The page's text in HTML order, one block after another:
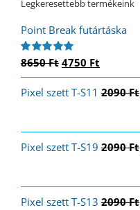
Legkeresettebb termékeink
Point Break futártáska
Értékelés:
8650Ft Original
price
was:
4750 Ft
price
is:
Pixel szett T-S11 2090Ft
Pixel szett T-S19 2090Ft
Pixel szett T-S13 2090Ft